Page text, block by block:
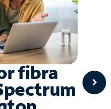
fibra